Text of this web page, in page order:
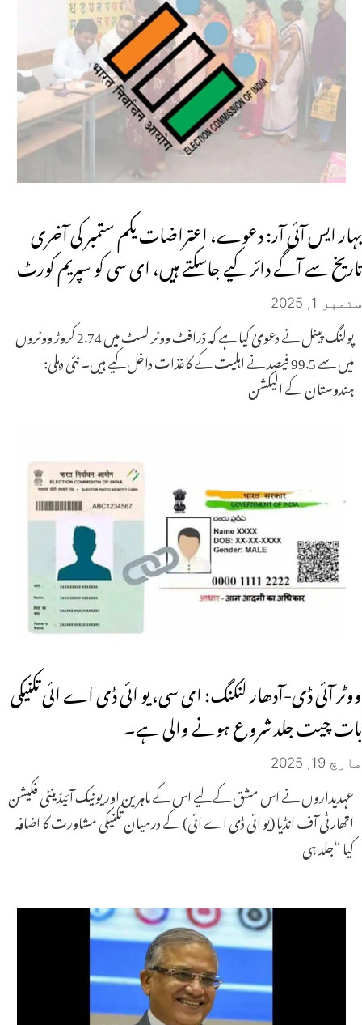
بہار ایس آئی آر: دعوے، اعتراضات یکم ستمبر کی آخری
تاریخ سے آگے دائر کیے جاسکتے ہیں، ای سی کو سپریم کورٹ
ستمبر 1, 2025
پولنگ پینل نے دعویٰ کیا ہے کہ ڈرافٹ ووٹر لسٹ میں 2.74 کروڑ ووٹروں
میں سے 99.5 فیصد نے اہلیت کے کاغذات داخل کیے ہیں۔ نئی دہلی:
ہندوستان کے الیکشن
ووٹر آئی ڈی-آدھار لنکنگ: ای سی، یو ائی ڈی اے ائی تکنیکی
بات چیت جلد شروع ہونے والی ہے۔
مارچ 19, 2025
عہدیداروں نے اس مشق کے لیے اس کے ماہرین اور یونیک آئیڈینٹی فکیشن
اتھارٹی آف انڈیا (یو ائی ڈی اے ائی) کے درمیان تکنیکی مشاورت کا اضافہ
کیا “جلد ہی